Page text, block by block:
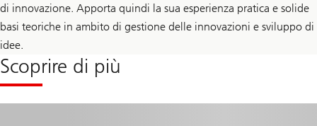
di innovazione. Apporta quindi la sua esperienza pratica e solide
basi teoriche in ambito di gestione delle innovazioni e sviluppo di
idee.
Scoprire di più